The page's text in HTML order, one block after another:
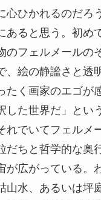
心ひかれるのだろ
あると思う。初め
のフェルメールの
、絵の静謐さと透
たく画家のエゴが
した世界だ」とい
れでいてフェルメ
だちと哲学的な奥
が広がっている。
山水、あるいは坪